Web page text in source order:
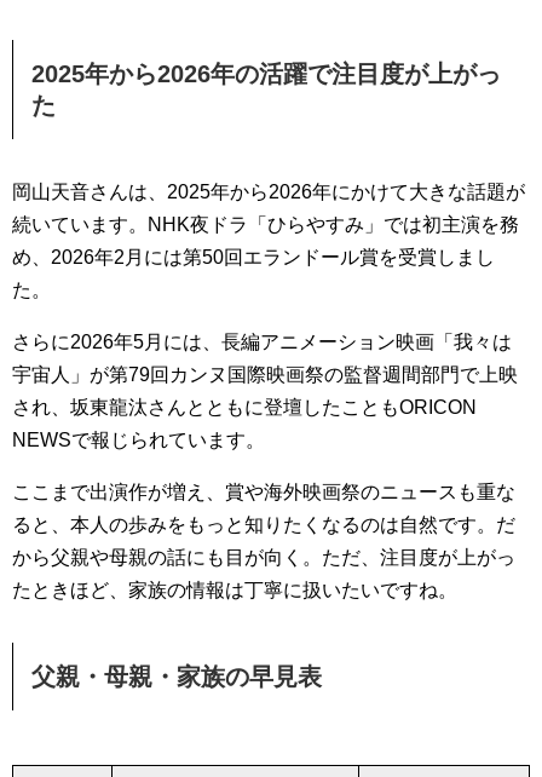
2025年から2026年の活躍で注目度が上がっ
た
岡山天音さんは、2025年から2026年にかけて大きな話題が
続いています。NHK夜ドラ「ひらやすみ」では初主演を務
め、2026年2月には第50回エランドール賞を受賞しまし
た。
さらに2026年5月には、長編アニメーション映画「我々は
宇宙人」が第79回カンヌ国際映画祭の監督週間部門で上映
され、坂東龍汰さんとともに登壇したこともORICON
NEWSで報じられています。
ここまで出演作が増え、賞や海外映画祭のニュースも重な
ると、本人の歩みをもっと知りたくなるのは自然です。だ
から父親や母親の話にも目が向く。ただ、注目度が上がっ
たときほど、家族の情報は丁寧に扱いたいですね。
父親・母親・家族の早見表